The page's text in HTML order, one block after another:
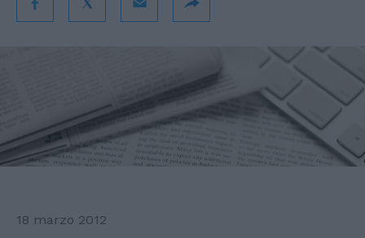
18 marzo 2012